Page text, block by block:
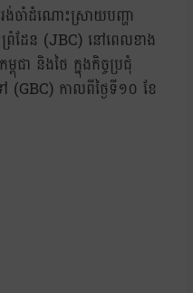
រង់ចាំដំណោះស្រាយបញ្ហា
ព្រំដែន (JBC) នៅពេលខាង
ជា និងថៃ ក្នុងកិច្ចប្រជុំ
(GBC) កាលពីថ្ងៃទី១០ ខែ